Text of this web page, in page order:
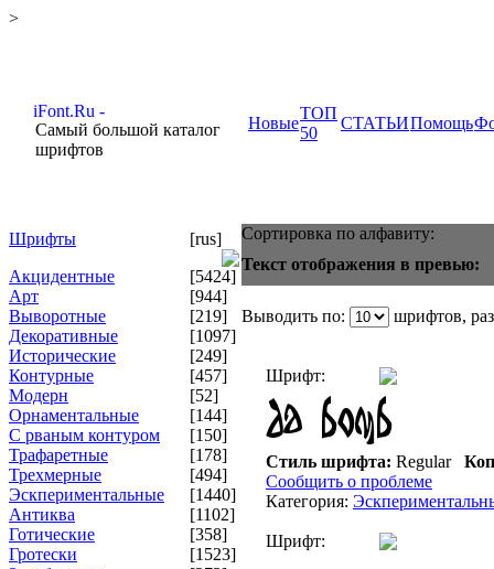
>
Самый большой каталог
шрифтов
Новые
ТОП
50
СТАТЬИПомощь
Шрифты
[rus]
Акцидентные
[5424]
Арт
[944]
Выворотные
[219]
Декоративные
[1097]
Исторические
[249]
Контурные
[457]
Модерн
[52]
Орнаментальные
[144]
С рваным контуром
[150]
Трафаретные
[178]
Трехмерные
[494]
Эскпериментальные
[1440]
Антиква
[1102]
Готические
[358]
Гротески
[1523]
Сортировка по алфавиту:
Текст отображения в превью:
Выводить по: шрифтов,
Шрифт:
Стиль шрифта: Regular
Сообщить о проблеме
Категория:
Шрифт: